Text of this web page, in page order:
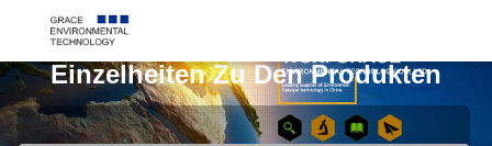
Einzelheiten Zu Den Produkten